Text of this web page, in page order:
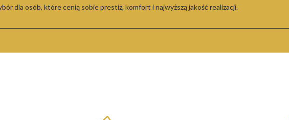
dla osób, które cenią sobie prestiż, komfort i najwyższą jakość realizacji.